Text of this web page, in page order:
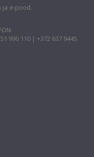
ja e-pood.
990 110 | +372 637 9445